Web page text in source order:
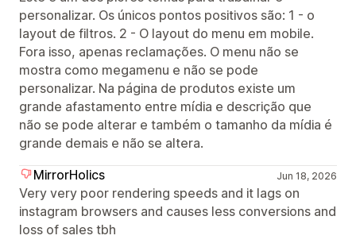
personalizar. Os únicos pontos positivos são: 1 - o
layout de filtros. 2 - O layout do menu em mobile.
Fora isso, apenas reclamações. O menu não se
mostra como megamenu e não se pode
personalizar. Na página de produtos existe um
grande afastamento entre mídia e descrição que
não se pode alterar e também o tamanho da mídia é
grande demais e não se altera.
MirrorHolics
Jun 18, 2026
Very very poor rendering speeds and it lags on
instagram browsers and causes less conversions and
loss of sales tbh